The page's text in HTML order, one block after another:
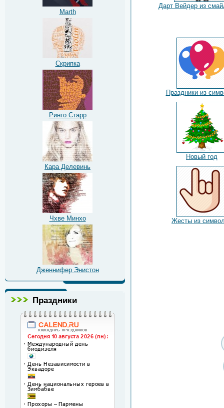
Marth
Скрипка
Ринго Старр
Кара Делевинь
Чхве Минхо
Дженнифер Энистон
Праздники
Дарт Вейдер из
Праздники из
Новый год
Жесты из